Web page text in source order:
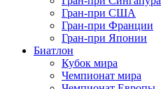
Гран-при США
Гран-при Франции
Гран-при Японии
Биатлон
Кубок мира
Чемпионат мира